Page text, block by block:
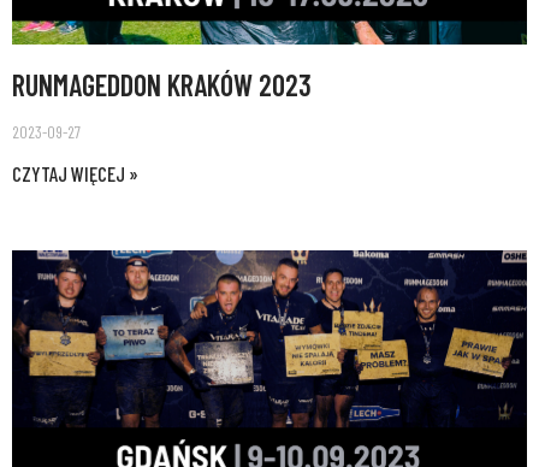
RUNMAGEDDON KRAKÓW 2023
2023-09-27
CZYTAJ WIĘCEJ »